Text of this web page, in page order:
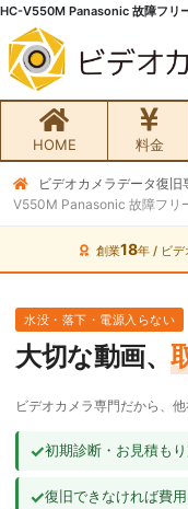
HC-V550M Panasonic 故障フリ
HOME 料金
無料初期診断お申込
ビデオカメラ デー
料金・メニュー
サービスの流れ
ビデオカメラデータ復旧
V550M Panasonic 故障フリ
創業18年 / ビデ
水没・落下・電源入らない
大切な動画、
ビデオカメラ専門だから、
✓初期診断・お見積も
✓復旧できなければ費